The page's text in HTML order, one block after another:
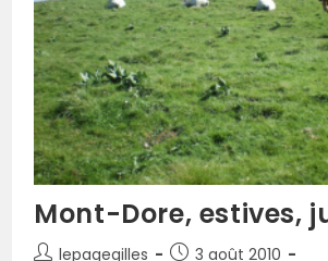
Mont-Dore, estives,
lepagegilles
3 août 2010